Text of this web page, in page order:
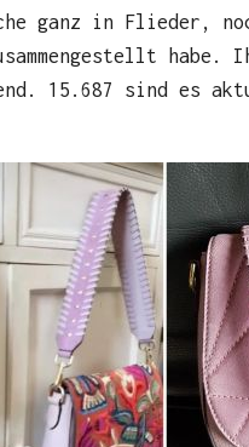
ganz in Flieder,
habe.
15.687 sind es